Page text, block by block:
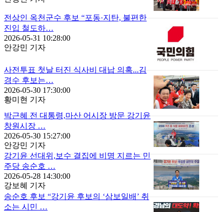
전상인 옥천군수 후보 “포동·지탄, 불편한
진입 철도하…
2026-05-31 10:28:00
안강민 기자
사전투표 첫날 터진 식사비 대납 의혹...김
경수 후보는…
2026-05-30 17:30:00
황미현 기자
박근혜 전 대통령,마산 어시장 방문 강기윤
창원시장 …
2026-05-30 15:27:00
안강민 기자
강기윤 선대위,보수 결집에 비명 지르는 민
주당 송순호 …
2026-05-28 14:30:00
강보혜 기자
송순호 후보 “강기윤 후보의 ‘삼보일배’ 취
소는 시민 …